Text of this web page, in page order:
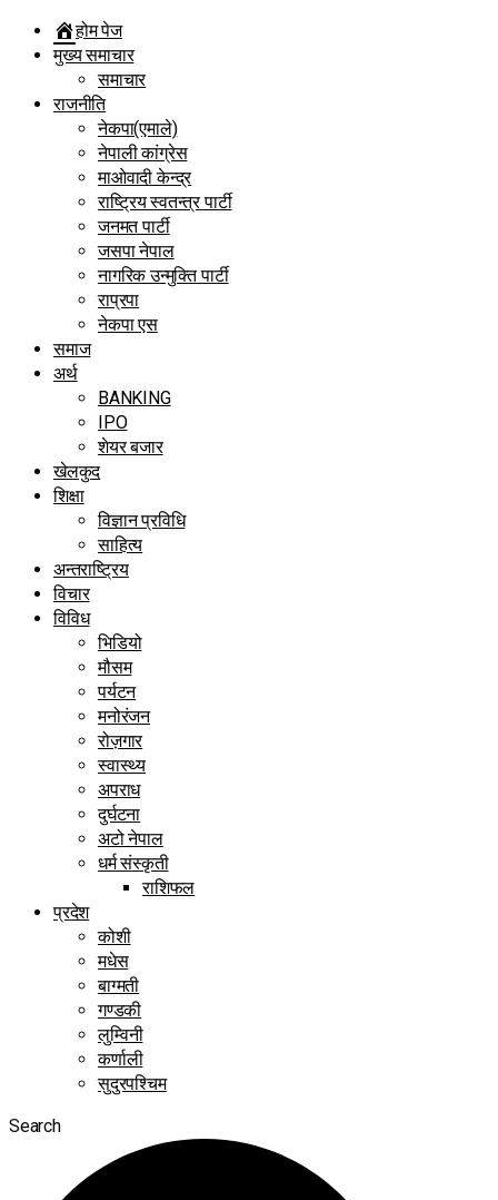
होम पेज
मुख्य समाचार
समाचार
राजनीति
नेकपा(एमाले)
नेपाली कांग्रेस
माओवादी केन्द्र
राष्ट्रिय स्वतन्त्र पार्टी
जनमत पार्टी
जसपा नेपाल
नागरिक उन्मुक्ति पार्टी
राप्रपा
नेकपा एस
समाज
अर्थ
BANKING
IPO
शेयर बजार
खेलकुद
शिक्षा
विज्ञान प्रविधि
साहित्य
अन्तराष्ट्रिय
विचार
विविध
भिडियो
मौसम
पर्यटन
मनोरंजन
रोज़गार
स्वास्थ्य
अपराध
दुर्घटना
अटो नेपाल
धर्म संस्कृती
राशिफल
प्रदेश
कोशी
मधेस
बाग्मती
गण्डकी
लुम्विनी
कर्णाली
सुदुरपश्चिम
Search